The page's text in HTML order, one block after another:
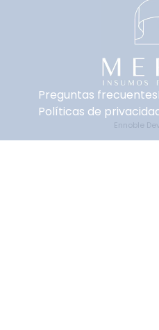
Preguntas frecuentes
Políticas de
Ennoble